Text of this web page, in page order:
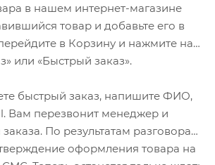
в нашем интернет-магазине
товар и добавьте его в
в Корзину и нажмите на
или «Быстрый заказ».
быстрый заказ, напишите ФИО,
Вам перезвонит менеджер и
По результатам разговора
оформления товара на